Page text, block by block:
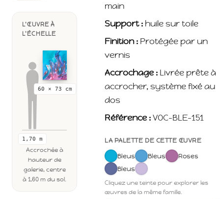
L'ŒUVRE À
L'ÉCHELLE
1,70 m
60 × 73 cm
Accrochée à
hauteur de
galerie, centre
à 1,60 m du sol.
main
Support : huile sur toile
Finition : Protégée par un
vernis
Accrochage : Livrée prête à
accrocher, système fixé au
dos
Référence :VOC-BLE-151
LA PALETTE DE CETTE ŒUVRE
Bleus
Bleus
Roses
Bleus
Cliquez une teinte pour explorer les
œuvres de la même famille.